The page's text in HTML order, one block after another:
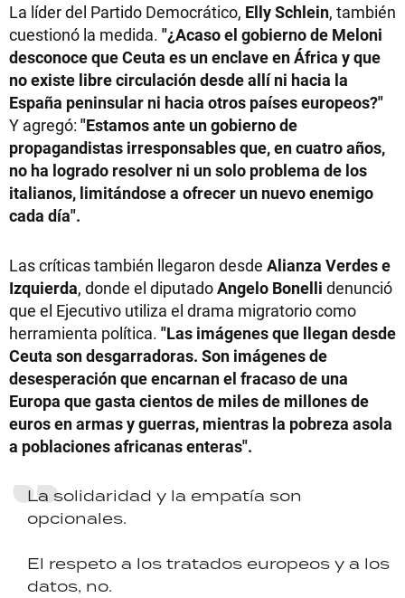
La líder del Partido Democrático, Elly Schlein, también
cuestionó la medida. "¿Acaso el gobierno de Meloni
desconoce que Ceuta es un enclave en África y que
no existe libre circulación desde allí ni hacia la
España peninsular ni hacia otros países europeos?"
Y agregó: "Estamos ante un gobierno de
propagandistas irresponsables que, en cuatro años,
no ha logrado resolver ni un solo problema de los
italianos, limitándose a ofrecer un nuevo enemigo
cada día".
Las críticas también llegaron desde Alianza Verdes e
Izquierda, donde el diputadoAngelo Bonelli denunció
que el Ejecutivo utiliza el drama migratorio como
herramienta política. "Las imágenes que llegan desde
Ceuta son desgarradoras. Son imágenes de
desesperación que encarnan el fracaso de una
Europa que gasta cientos de miles de millones de
euros en armas y guerras, mientras la pobreza asola
a poblaciones africanas enteras".
La solidaridad y la empatía son
opcionales.
El respeto a los tratados europeos y a los
datos, no.